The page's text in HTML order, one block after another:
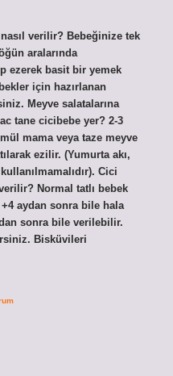
verilir? Bebeğinize tek
aralarında
ezerek basit bir yemek
için hazırlanan
Meyve salatalarına
tane cicibebe yer? 2-3
mama veya taze meyve
ezilir. (Yumurta akı,
Cici
Normal tatlı bebek
aydan sonra bile hala
sonra bile verilebilir.
Bisküvileri